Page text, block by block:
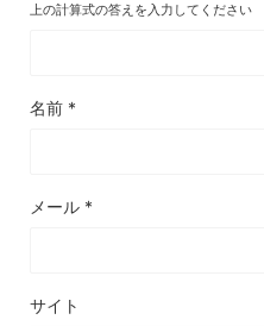
上の計算式の答えを入力してください
名前 *
メール *
サイト